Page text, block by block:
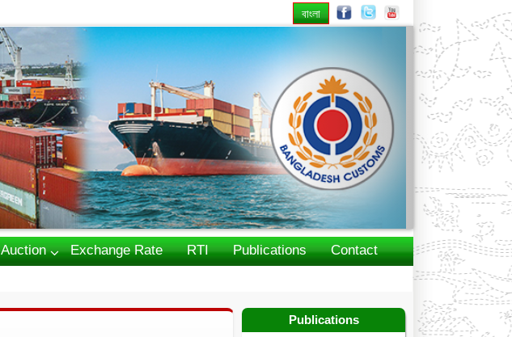
বাংলা
Next
Auction Exchange Rate RTI Publications
Contact
Publications